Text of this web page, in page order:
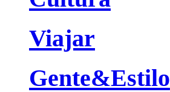
Viajar
Gente&Estilo